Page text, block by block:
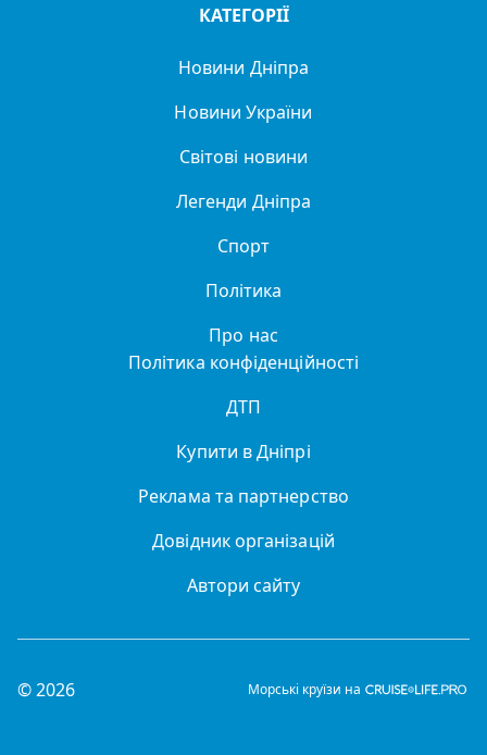
КАТЕГОРІЇ
Новини Дніпра
Новини України
Світові новини
Легенди Дніпра
Спорт
Політика
Про нас
Політика конфіденційності
ДТП
Купити в Дніпрі
Реклама та партнерство
Довідник організацій
Автори сайту
© 2026 Морські круїзи на